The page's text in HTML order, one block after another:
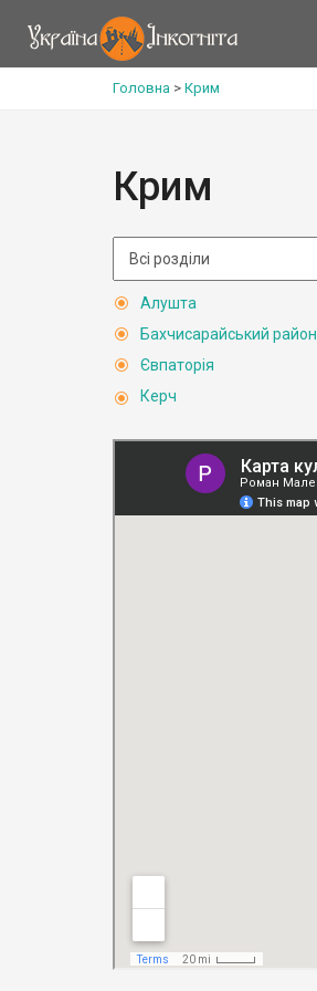
Головна > Крим
Крим
Алушта
Бахчисарайський район
Євпаторія
Керч